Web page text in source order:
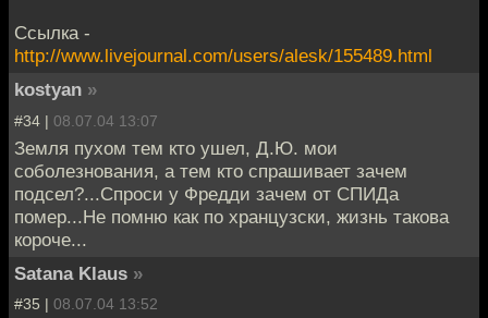
Ссылка -
http://www.livejournal.com/users/alesk/155489.html
kostyan »
#34 | 08.07.04 13:07
Земля пухом тем кто ушел, Д.Ю. мои
соболезнования, а тем кто спрашивает зачем
подсел?...Спроси у Фредди зачем от СПИДа
помер...Не помню как по хранцузски, жизнь такова
короче...
Satana Klaus »
#35 | 08.07.04 13:52